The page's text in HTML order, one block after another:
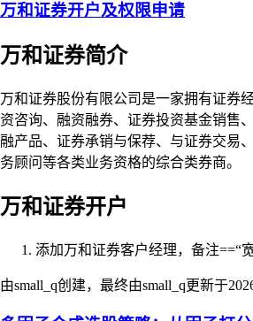
万和证券开户及权限申请
万和证券简介
万和证券股份有限公司是一家拥有证券
资咨询、融资融券、证券投资基金销售
融产品、证券承销与保荐、与证券交易
务顾问等各类业务资格的综合类券商。
万和证券开户
添加万和证券客户经理，备注==“
由small_q创建，最终由small_q更新于